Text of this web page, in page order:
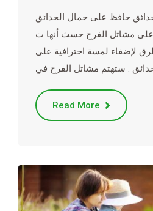
حافظ على جمال الحدائق
مشاتل الفرح حسث أنها ت
لإضفاء لمسة احترافية على
Read More